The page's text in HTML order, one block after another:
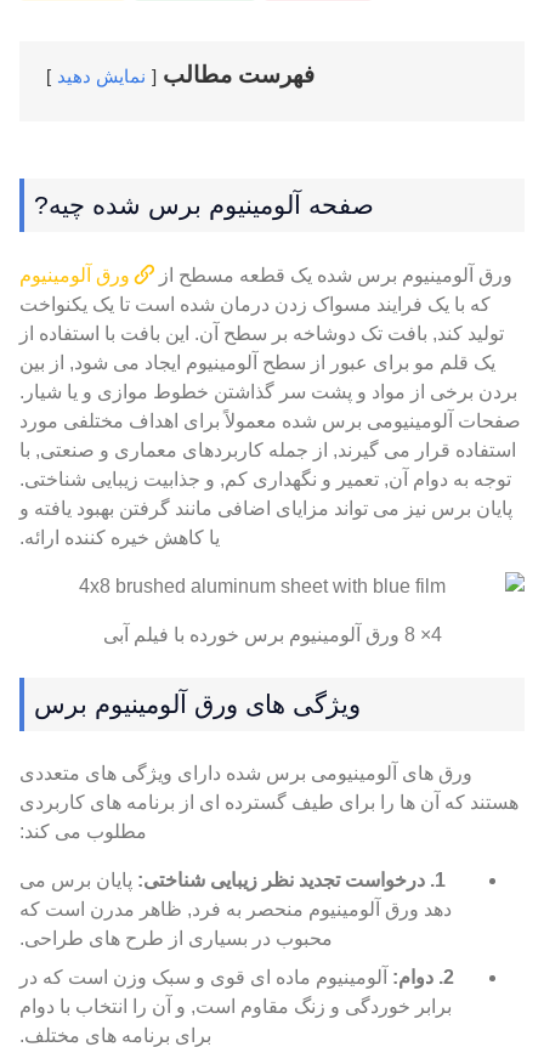
فهرست مطالب نمایش دهید
صفحه آلومینیوم برس شده چیه?
ورق آلومینیوم برس شده یک قطعه مسطح از ورق آلومینیوم
که با یک فرایند مسواک زدن درمان شده است تا یک یکنواخت
تولید کند, بافت تک دوشاخه بر سطح آن. این بافت با استفاده از
یک قلم مو برای عبور از سطح آلومینیوم ایجاد می شود, از بین
بردن برخی از مواد و پشت سر گذاشتن خطوط موازی و یا شیار.
صفحات آلومینیومی برس شده معمولاً برای اهداف مختلفی مورد
استفاده قرار می گیرند, از جمله کاربردهای معماری و صنعتی, با
توجه به دوام آن, تعمیر و نگهداری کم, و جذابیت زیبایی شناختی.
پایان برس نیز می تواند مزایای اضافی مانند گرفتن بهبود یافته و
یا کاهش خیره کننده ارائه.
4× 8 ورق آلومینیوم برس خورده با فیلم آبی
ویژگی های ورق آلومینیوم برس
ورق های آلومینیومی برس شده دارای ویژگی های متعددی
هستند که آن ها را برای طیف گسترده ای از برنامه های کاربردی
مطلوب می کند:
1. درخواست تجدید نظر زیبایی شناختی:
پایان برس می
دهد ورق آلومینیوم منحصر به فرد, ظاهر مدرن است که
محبوب در بسیاری از طرح های طراحی.
2. دوام:
آلومینیوم ماده ای قوی و سبک وزن است که در
برابر خوردگی و زنگ مقاوم است, و آن را انتخاب با دوام
برای برنامه های مختلف.